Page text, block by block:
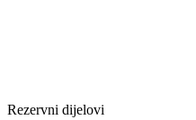
Rezervni dijelovi